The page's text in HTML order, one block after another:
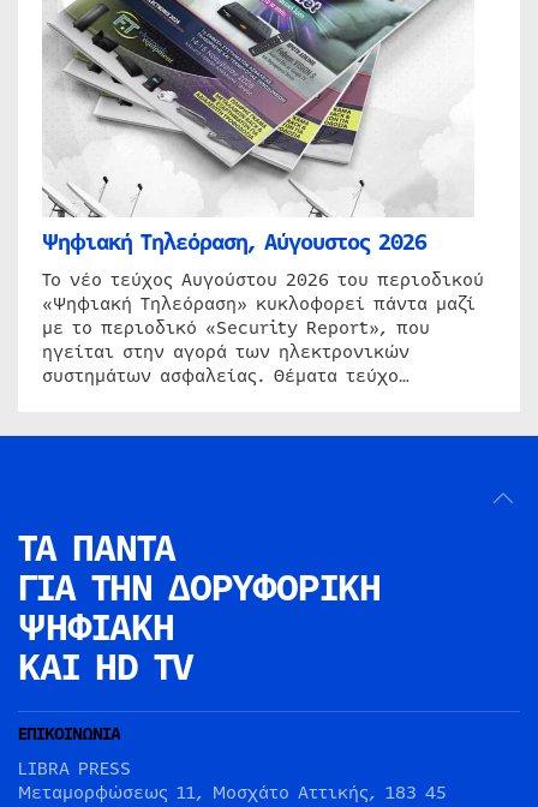
Ψηφιακή Τηλεόραση, Αύγουστος 2026
Το νέο τεύχος Αυγούστου 2026 του περιοδικού
«Ψηφιακή Τηλεόραση» κυκλοφορεί πάντα μαζί
με το περιοδικό «Security Report», που
ηγείται στην αγορά των ηλεκτρονικών
συστημάτων ασφαλείας. Θέματα τεύχο…
ΤΑ ΠΑΝΤΑ
ΓΙΑ ΤΗΝ ΔΟΡΥΦΟΡΙΚΗ
ΨΗΦΙΑΚΗ
ΚΑΙ HD TV
ΕΠΙΚΟΙΝΩΝΙΑ
LIBRA PRESS
Μεταμορφώσεως 11, Μοσχάτο Αττικής, 183 45